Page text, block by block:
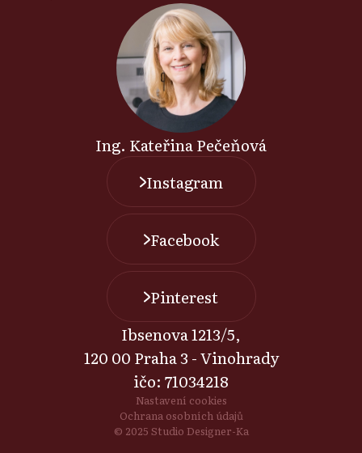
Ing. Kateřina Pečeňová
Instagram
Facebook
Pinterest
Ibsenova 1213/5,
120 00 Praha 3 - Vinohrady
ičo: 71034218
Nastavení cookies
Ochrana osobních údajů
© 2025 Studio Designer-Ka